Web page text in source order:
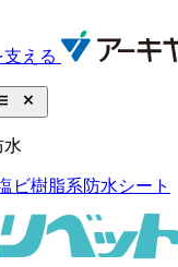
える
close_small
水
ビ樹脂系防水シート